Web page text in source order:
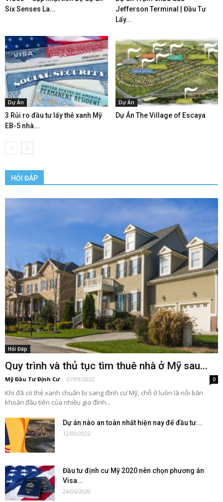
Six Senses La...
Jefferson Terminal | Đầu Tư
Lấy...
Dự Án
3 Rủi ro đầu tư lấy thẻ xanh Mỹ
EB-5 nhà...
Dự Án
Dự Án The Village of Escaya
HỎI ĐÁP
Hỏi Đáp
Quy trình và thủ tục tìm thuê nhà ở Mỹ sau...
Mỹ Đầu Tư Định Cư - 07/09/2022 0
Khi đã có thẻ xanh chuẩn bị sang định cư Mỹ, chỗ ở luôn là nỗi băn
khoăn đầu tiên của nhiều gia đình...
Dự án nào an toàn nhất hiện nay để đầu tư...
12/09/2022
Đầu tư định cư Mỹ 2020 nên chọn phương án
Visa...
24/06/2020